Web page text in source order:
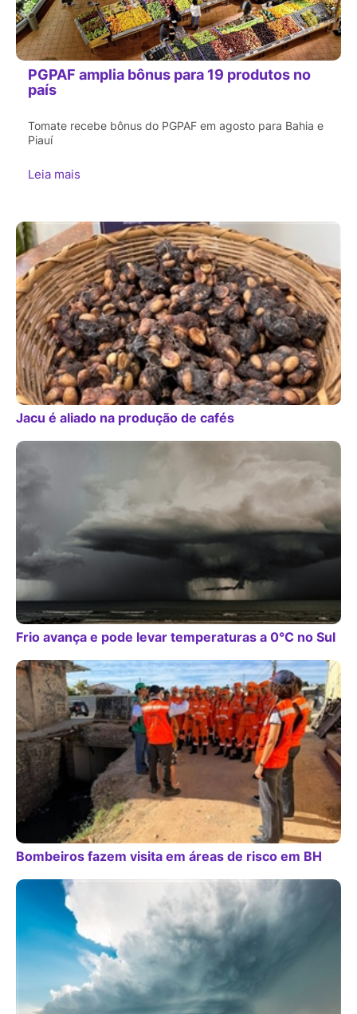
PGPAF amplia bônus para 19 produtos no
país
Tomate recebe bônus do PGPAF em agosto para Bahia e
Piauí
Leia mais
Jacu é aliado na produção de cafés
Frio avança e pode levar temperaturas a 0°C no Sul
Bombeiros fazem visita em áreas de risco em BH